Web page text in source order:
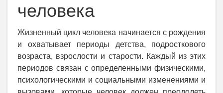
человека
Жизненный цикл человека начинается с рождения
и охватывает периоды детства, подросткового
возраста, взрослости и старости. Каждый из этих
периодов связан с определенными физическими,
психологическими и социальными изменениями и